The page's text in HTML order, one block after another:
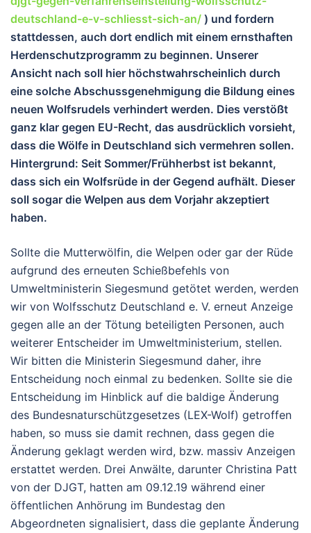
deutschland-e-v-schliesst-sich-an/ ) und fordern
stattdessen, auch dort endlich mit einem ernsthaften
Herdenschutzprogramm zu beginnen. Unserer
Ansicht nach soll hier höchstwahrscheinlich durch
eine solche Abschussgenehmigung die Bildung eines
neuen Wolfsrudels verhindert werden. Dies verstößt
ganz klar gegen EU-Recht, das ausdrücklich vorsieht,
dass die Wölfe in Deutschland sich vermehren sollen.
Hintergrund: Seit Sommer/Frühherbst ist bekannt,
dass sich ein Wolfsrüde in der Gegend aufhält. Dieser
soll sogar die Welpen aus dem Vorjahr akzeptiert
haben.
Sollte die Mutterwölfin, die Welpen oder gar der Rüde
aufgrund des erneuten Schießbefehls von
Umweltministerin Siegesmund getötet werden, werden
wir von Wolfsschutz Deutschland e. V. erneut Anzeige
gegen alle an der Tötung beteiligten Personen, auch
weiterer Entscheider im Umweltministerium, stellen.
Wir bitten die Ministerin Siegesmund daher, ihre
Entscheidung noch einmal zu bedenken. Sollte sie die
Entscheidung im Hinblick auf die baldige Änderung
des Bundesnaturschützgesetzes (LEX-Wolf) getroffen
haben, so muss sie damit rechnen, dass gegen die
Änderung geklagt werden wird, bzw. massiv Anzeigen
erstattet werden. Drei Anwälte, darunter Christina Patt
von der DJGT, hatten am 09.12.19 während einer
öffentlichen Anhörung im Bundestag den
Abgeordneten signalisiert, dass die geplante Änderung